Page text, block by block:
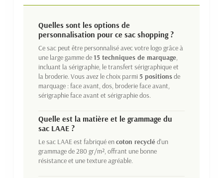
Quelles sont les options de
personnalisation pour ce sac shopping ?
Ce sac peut être personnalisé avec votre logo grâce à
une large gamme de15 techniques de marquage,
incluant la sérigraphie, le transfert sérigraphique et
la broderie. Vous avez le choix parmi 5 positionsde
marquage : face avant, dos, broderie face avant,
sérigraphie face avant et sérigraphie dos.
Quelle est la matière et le grammage du
sac LAAE ?
Le sac LAAE est fabriqué encoton recycléd'un
grammage de 280 gr/m², offrant une bonne
résistance et une texture agréable.